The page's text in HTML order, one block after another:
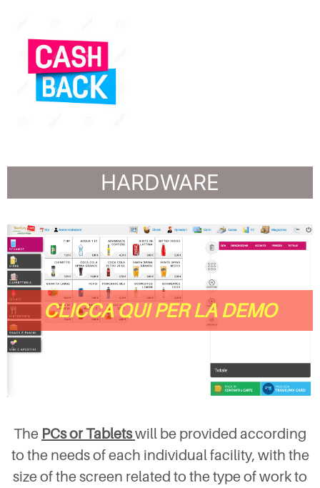
HARDWARE
CLICCA QUI PER LA DEMO
The PCs or Tabletswill be provided according
to the needs of each individual facility, with the
size of the screen related to the type of work to